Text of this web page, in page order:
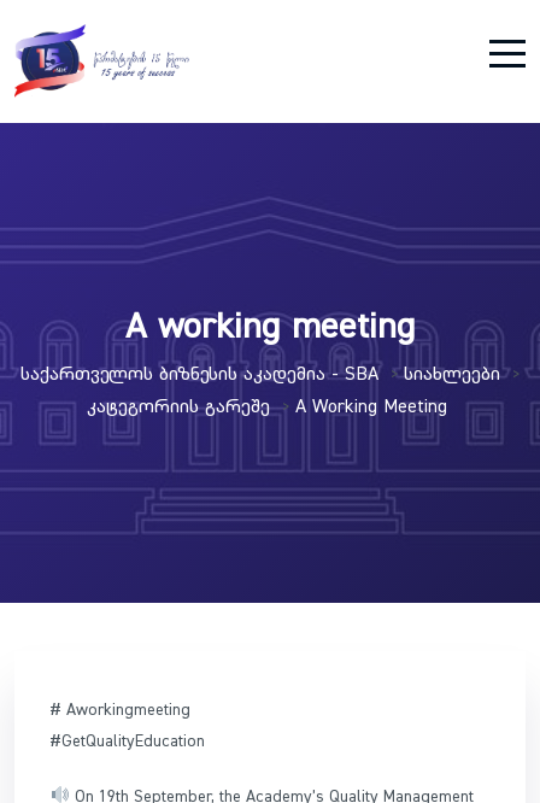
A working meeting
Საქართველოს Ბიზნესის Აკადემია - SBA >Სიახლეები >
Კატეგორიის Გარეშე > A Working Meeting
# Aworkingmeeting
#GetQualityEducation
On 19th September, the Academy’s Quality Management